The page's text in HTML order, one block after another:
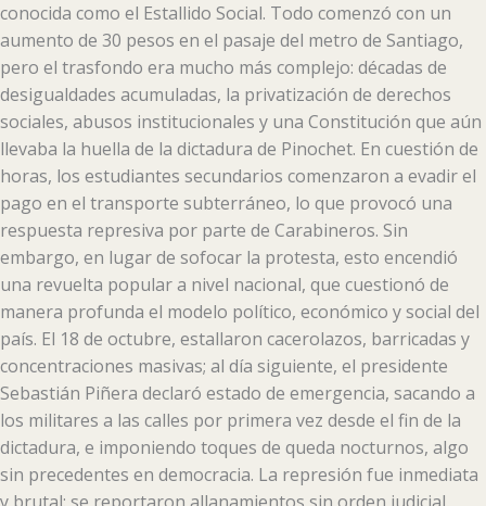
conocida como el Estallido Social. Todo comenzó con un
aumento de 30 pesos en el pasaje del metro de Santiago,
pero el trasfondo era mucho más complejo: décadas de
desigualdades acumuladas, la privatización de derechos
sociales, abusos institucionales y una Constitución que aún
llevaba la huella de la dictadura de Pinochet. En cuestión de
horas, los estudiantes secundarios comenzaron a evadir el
pago en el transporte subterráneo, lo que provocó una
respuesta represiva por parte de Carabineros. Sin
embargo, en lugar de sofocar la protesta, esto encendió
una revuelta popular a nivel nacional, que cuestionó de
manera profunda el modelo político, económico y social del
país. El 18 de octubre, estallaron cacerolazos, barricadas y
concentraciones masivas; al día siguiente, el presidente
Sebastián Piñera declaró estado de emergencia, sacando a
los militares a las calles por primera vez desde el fin de la
dictadura, e imponiendo toques de queda nocturnos, algo
sin precedentes en democracia. La represión fue inmediata